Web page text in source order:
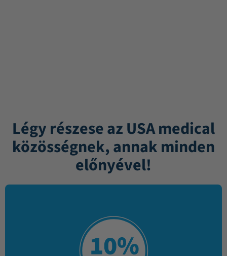
Légy részese az USA medical
közösségnek, annak minden
előnyével!